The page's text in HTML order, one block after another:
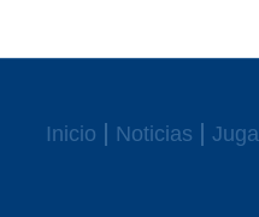
Inicio Noticias